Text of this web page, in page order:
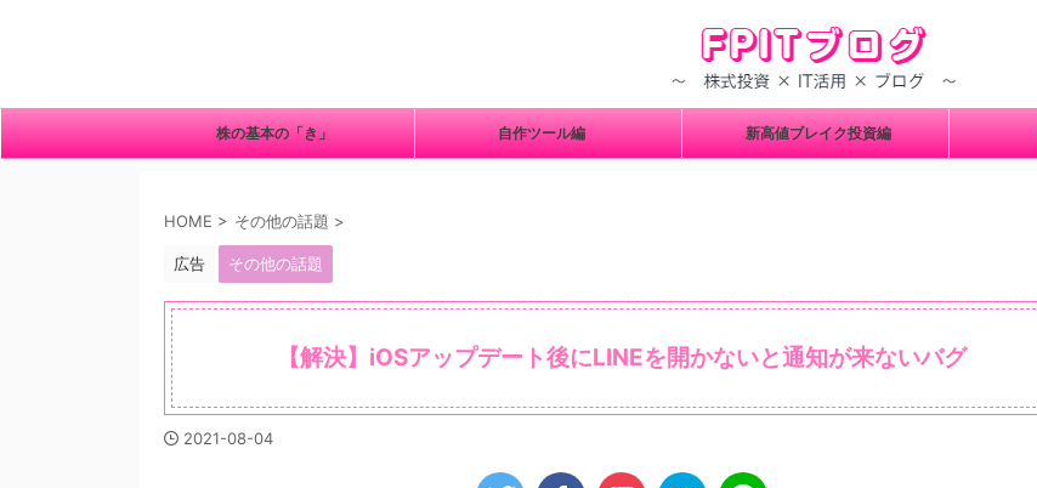
株の基本の「き」 自作ツール編 新高値ブレイク投資編
HOME > その他の話題 >
広告 その他の話題
【解決】iOSアップデート後にLINEを開かないと通知が来ないバグ
2021-08-04